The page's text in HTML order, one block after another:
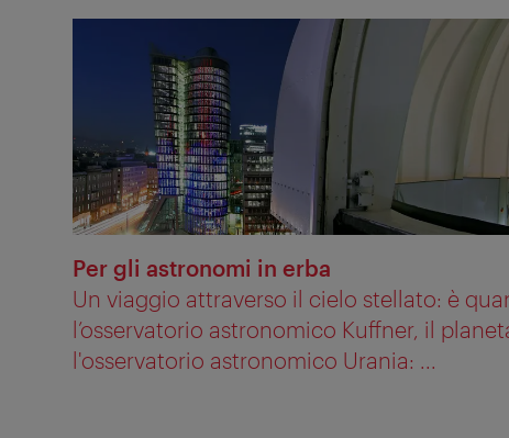
Per gli astronomi in erba
Un viaggio attraverso il cielo stellato: è
l’osservatorio astronomico Kuffner, il
l'osservatorio astronomico Urania: ...